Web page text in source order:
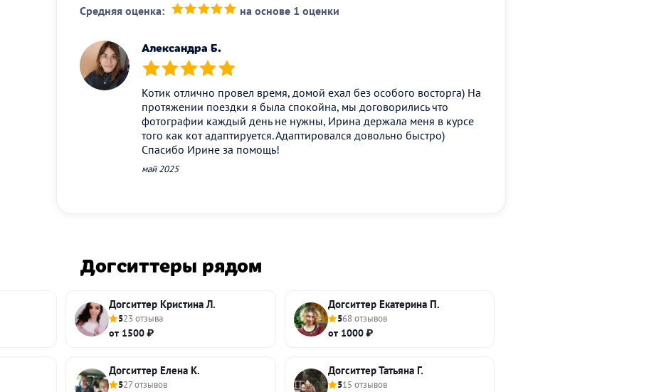
Средняя оценка: на основе 1 оценки
Александра Б.
(*) (*) (*) (*) (*)
Котик отлично провел время, домой ехал без особого восторга) На
протяжении поездки я была спокойна, мы договорились что
фотографии каждый день не нужны, Ирина держала меня в курсе
того как кот адаптируется. Адаптировался довольно быстро)
Спасибо Ирине за помощь!
май 2025
Догситтеры рядом
Догситтер Кристина Л.
523 отзыва
от 1500 ₽
Догситтер Екатерина П.
568 отзывов
от 1000 ₽
Догситтер Елена К.
527 отзывов
Догситтер Татьяна Г.
515 отзывов